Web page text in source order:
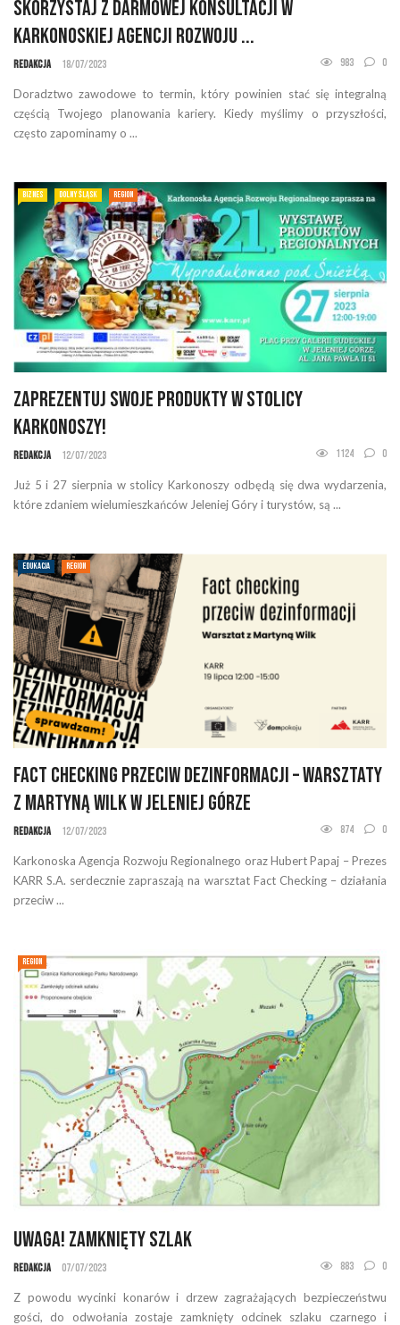
Skorzystaj z darmowej konsultacji w
Karkonoskiej Agencji Rozwoju ...
Redakcja 18/07/2023 983 0
Doradztwo zawodowe to termin, który powinien stać się integralną
częścią Twojego planowania kariery. Kiedy myślimy o przyszłości,
często zapominamy o ...
BIZNES DOLNY ŚLĄSK REGION
Zaprezentuj swoje produkty w stolicy
Karkonoszy!
Redakcja 12/07/2023 1124 0
Już 5 i 27 sierpnia w stolicy Karkonoszy odbędą się dwa wydarzenia,
które zdaniem wielumieszkańców Jeleniej Góry i turystów, są ...
EDUKACJA REGION
Fact checking przeciw dezinformacji – warsztaty
z Martyną Wilk w Jeleniej Górze
Redakcja 12/07/2023 874 0
Karkonoska Agencja Rozwoju Regionalnego oraz Hubert Papaj – Prezes
KARR S.A. serdecznie zapraszają na warsztat Fact Checking – działania
przeciw ...
REGION
Uwaga! Zamknięty szlak
Redakcja 07/07/2023 883 0
Z powodu wycinki konarów i drzew zagrażających bezpieczeństwu
gości, do odwołania zostaje zamknięty odcinek szlaku czarnego i